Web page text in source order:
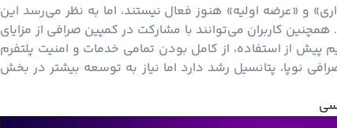
و «عرضه اولیه» هنوز فعال نیستند، اما به نظر می‌رسد این
کاربران می‌توانند با مشارکت در کمپین صرافی از مزایای
پیش از استفاده، از کامل بودن تمامی خدمات و امنیت پلتفرم
نوپا، پتانسیل رشد دارد اما نیاز به توسعه بیشتر در بخش